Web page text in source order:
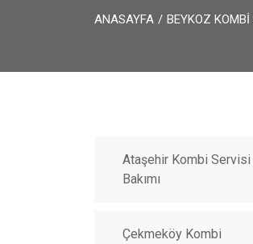
ANASAYFA BEYKOZ
Ataşehir Kombi Servisi
Bakımı
Çekmeköy Kombi